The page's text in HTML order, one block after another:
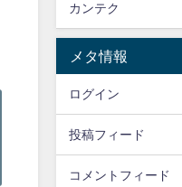
カンテク
メタ情報
ログイン
投稿フィード
コメントフィード